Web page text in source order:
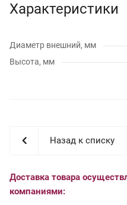
Характеристики
Диаметр внешний, мм
Высота, мм
Назад к списку
Доставка товара
компаниями: